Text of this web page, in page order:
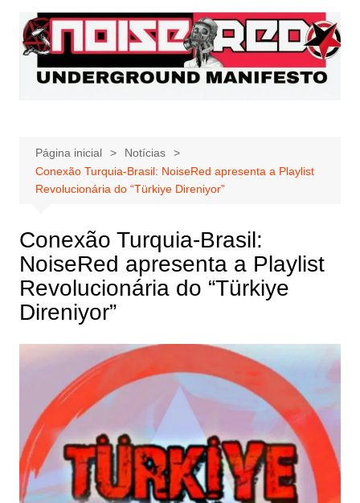
para
conteúdo
Página inicial
Notícias
Conexão Turquia-Brasil: NoiseRed apresenta a Playlist
Revolucionária do “Türkiye Direniyor”
Conexão Turquia-Brasil:
NoiseRed apresenta a Playlist
Revolucionária do “Türkiye
Direniyor”